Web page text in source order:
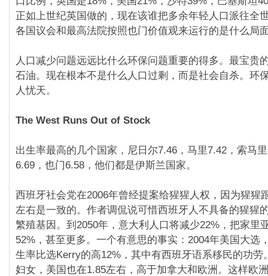
正如上世纪英国做的，现在该谁把多余年轻人口派往全
各国议会和最高法院按照也门价值观来运行的是什么局
人口减少问题远远比什么环保问题重要的得多。最宝贵
石油。现在根本不是什么人口过剩，而是社会自杀。环
人忧天。
The West Runs Out of Stock
出生率最高的几个国家，尼日尔7.46，马里7.42，索马
6.69，也门6.58，他们都是伊斯兰国家。
西班牙社会党在2006年曾经提案给猩猩人权，因为猩猩
左右是一致的。作者调侃说可惜西班牙人不具备的猩猩
繁殖基因。到2050年，意大利人口将减少22%，把家里
52%，甚至更多。一个有意思的事实：2004年美国大选
生率比选Kerry的高12%，其中有西班牙语系移民的功劳
妇女，美国也在1.85左右，高于加拿大和欧洲。这样欧